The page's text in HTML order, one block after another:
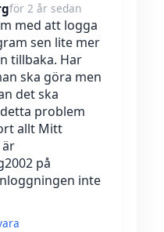
för 2 år sedan
med att logga
sen lite mer
tillbaka. Har
ska göra men
det ska
problem
allt Mitt
på
inte